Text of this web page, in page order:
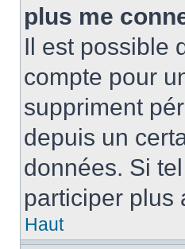
plus me
Il est possible
compte pour
suppriment
depuis un
données. Si
participer plus
Haut